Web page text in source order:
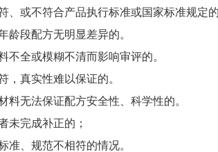
或不符合产品执行标准或国家标准规定的
段配方无明显差异的。
全或模糊不清而影响审评的。
真实性难以保证的。
无法保证配方安全性、科学性的。
完成补正的；
、规范不相符的情况。